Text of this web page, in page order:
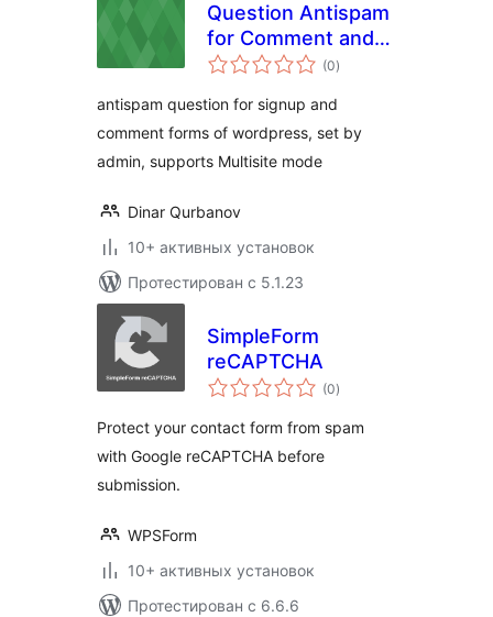
Question Antispam
for Comment and
Signup
(0общий
рейтинг
)
antispam question for signup and
comment forms of wordpress, set by
admin, supports Multisite mode
Dinar Qurbanov
10+ активных установок
Протестирован с 5.1.23
SimpleForm
reCAPTCHA
(0общий
рейтинг
)
Protect your contact form from spam
with Google reCAPTCHA before
submission.
WPSForm
10+ активных установок
Протестирован с 6.6.6